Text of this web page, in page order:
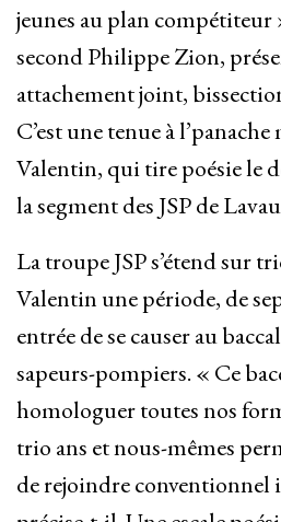
jeunes au plan
second Philippe Zion,
attachement joint,
C’est une tenue à
Valentin, qui tire poésie le
la segment des JSP de
La troupe JSP s’étend sur
Valentin une période, de
entrée de se causer au
sapeurs-pompiers. « Ce
homologuer toutes nos
trio ans et nous-mêmes
de rejoindre